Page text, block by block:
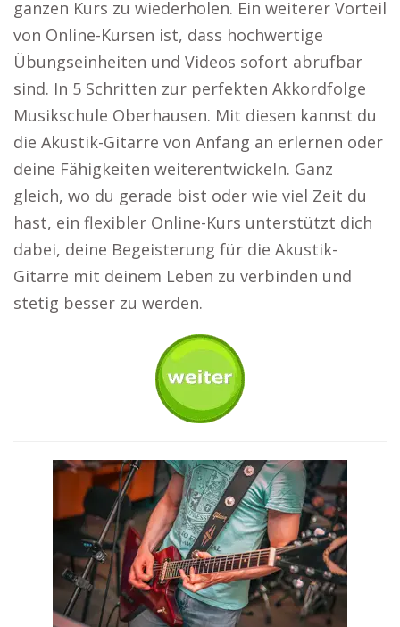
ganzen Kurs zu wiederholen. Ein weiterer Vorteil
von Online-Kursen ist, dass hochwertige
Übungseinheiten und Videos sofort abrufbar
sind. In 5 Schritten zur perfekten Akkordfolge
Musikschule Oberhausen. Mit diesen kannst du
die Akustik-Gitarre von Anfang an erlernen oder
deine Fähigkeiten weiterentwickeln. Ganz
gleich, wo du gerade bist oder wie viel Zeit du
hast, ein flexibler Online-Kurs unterstützt dich
dabei, deine Begeisterung für die Akustik-
Gitarre mit deinem Leben zu verbinden und
stetig besser zu werden.